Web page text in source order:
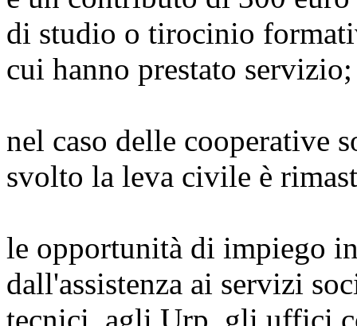
di studio o tirocinio
cui hanno prestato servizio;
nel caso delle cooperative
svolto la leva civile è
le opportunità di impiego
dall'assistenza ai servizi
tecnici, agli Urp, gli uffici